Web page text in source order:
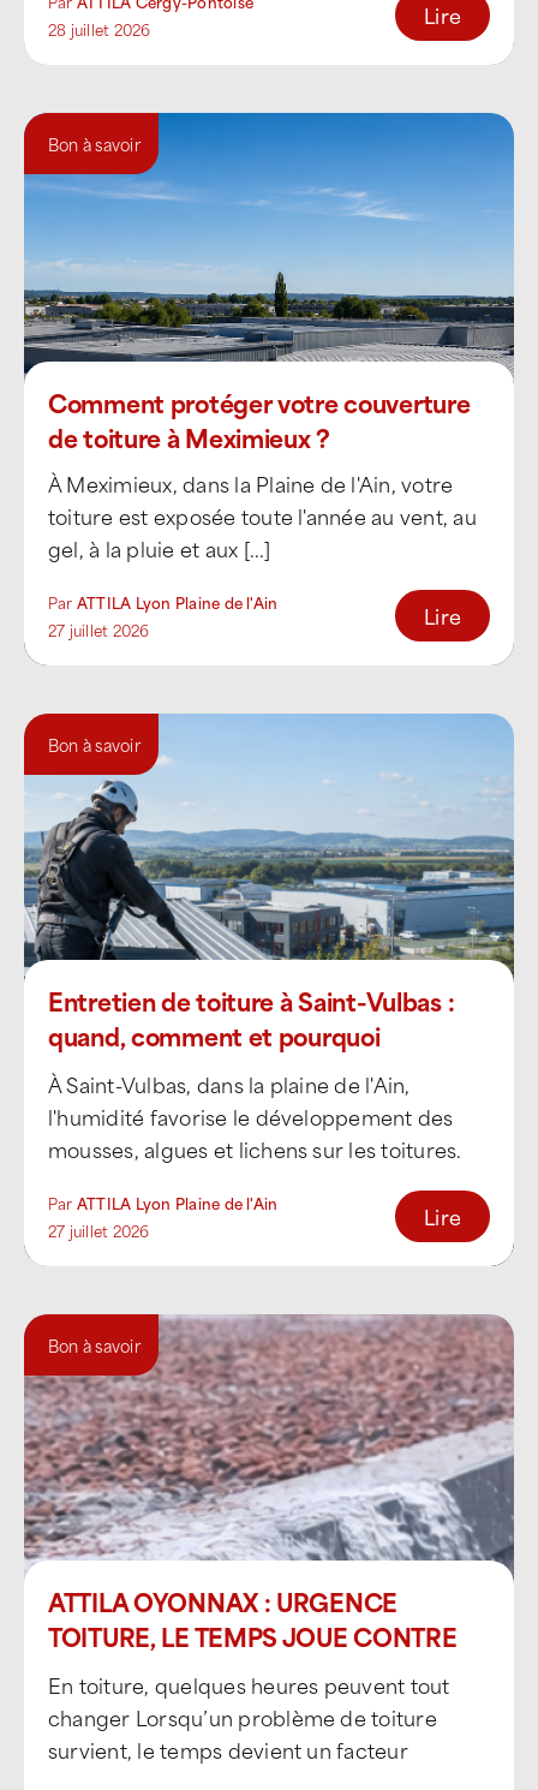
28 juillet 2026
Lire
Bon à savoir
Comment protéger votre couverture
de toiture à Meximieux ?
À Meximieux, dans la Plaine de l'Ain, votre
toiture est exposée toute l'année au vent, au
gel, à la pluie et aux [...]
Par ATTILA Lyon Plaine de l'Ain
27 juillet 2026
Lire
Bon à savoir
Entretien de toiture à Saint-Vulbas :
quand, comment et pourquoi
l’effectuer ?
À Saint-Vulbas, dans la plaine de l'Ain,
l'humidité favorise le développement des
mousses, algues et lichens sur les toitures.
Par ATTILA Lyon Plaine de l'Ain
27 juillet 2026
Lire
Bon à savoir
ATTILA OYONNAX : URGENCE
TOITURE, LE TEMPS JOUE CONTRE
NOUS
En toiture, quelques heures peuvent tout
changer Lorsqu’un problème de toiture
survient, le temps devient un facteur